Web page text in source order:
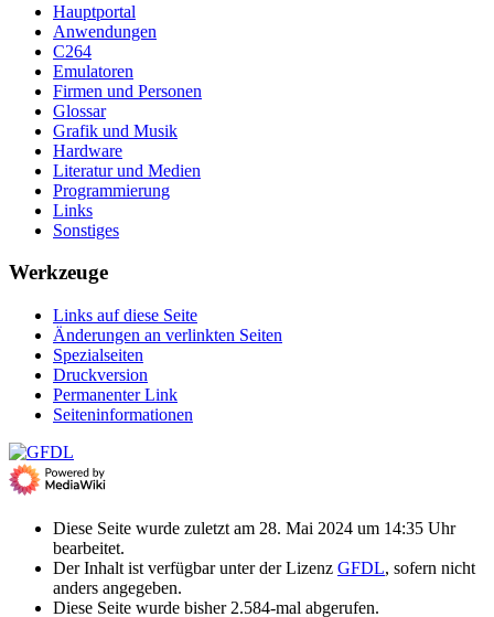
Hauptportal
Anwendungen
C264
Emulatoren
Firmen und Personen
Glossar
Grafik und Musik
Hardware
Literatur und Medien
Programmierung
Links
Sonstiges
Werkzeuge
Links auf diese Seite
Änderungen an verlinkten Seiten
Spezialseiten
Druckversion
Permanenter Link
Seiten­­informationen
Diese Seite wurde zuletzt am 28. Mai 2024 um 14:35 Uhr
bearbeitet.
Der Inhalt ist verfügbar unter der Lizenz GFDL, sofern nicht
anders angegeben.
Diese Seite wurde bisher 2.584-mal abgerufen.